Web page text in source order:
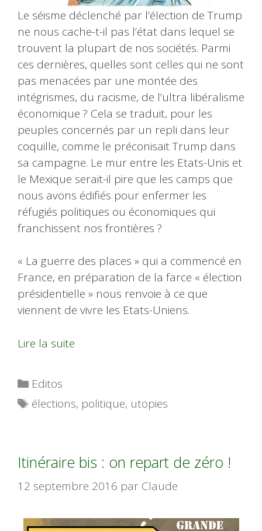
Le séisme déclenché par l’élection de Trump
ne nous cache-t-il pas l’état dans lequel se
trouvent la plupart de nos sociétés. Parmi
ces dernières, quelles sont celles qui ne sont
pas menacées par une montée des
intégrismes, du racisme, de l’ultra libéralisme
économique ? Cela se traduit, pour les
peuples concernés par un repli dans leur
coquille, comme le préconisait Trump dans
sa campagne. Le mur entre les Etats-Unis et
le Mexique serait-il pire que les camps que
nous avons édifiés pour enfermer les
réfugiés politiques ou économiques qui
franchissent nos frontières ?
« La guerre des places » qui a commencé en
France, en préparation de la farce « élection
présidentielle » nous renvoie à ce que
viennent de vivre les Etats-Uniens.
Lire la suite
Catégories
Editos
Étiquettes
élections, politique, utopies
Itinéraire bis : on repart de zéro !
12 septembre 2016 par Claude